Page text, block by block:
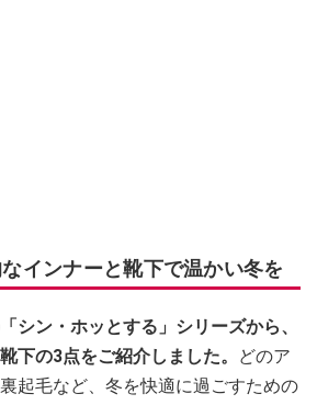
なインナーと靴下で温かい冬を
シン・ホッとする」シリーズから、
下の3点をご紹介しました。
どのア
起毛など、冬を快適に過ごすための